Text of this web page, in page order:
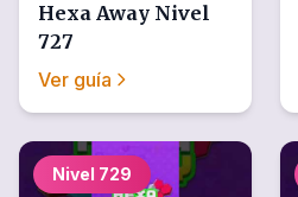
Hexa Away Nivel
727
Ver guía
Nivel 729